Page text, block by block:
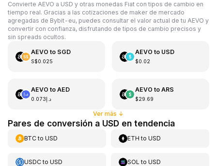
Convierte AEVO a USD y otras monedas Fiat con tipos de cambio en
tiempo real. Gracias a las cotizaciones de maker de mercado
agregadas de Bybit-eu, puedes consultar el valor actual de tu AEVO y
convertir con confianza, disfrutando de tipos de cambio precisos y
sin spreads ocultos.
AEVO to SGD
S$0.025
AEVO to USD
$0.02
AEVO to AED
د.إ0.073
AEVO to ARS
$29.69
Ver más ↓
Pares de conversión a USD en tendencia
BTCto USD ETH toUSD
USDCto USD SOL toUSD